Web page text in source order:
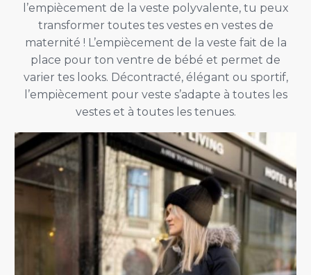
l’empiècement de la veste polyvalente, tu peux
transformer toutes tes vestes en vestes de
maternité ! L’empiècement de la veste fait de la
place pour ton ventre de bébé et permet de
varier tes looks. Décontracté, élégant ou sportif,
l’empiècement pour veste s’adapte à toutes les
vestes et à toutes les tenues.